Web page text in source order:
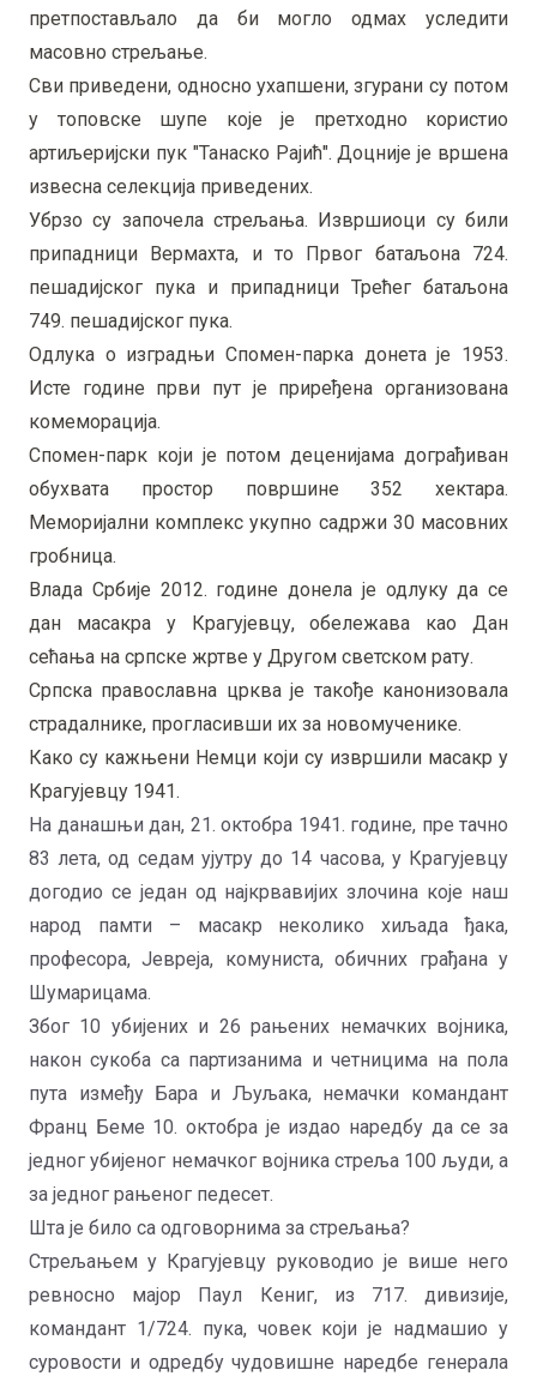
претпостављало да би могло одмах уследити
масовно стрељање.
Сви приведени, односно ухапшени, згурани су потом
у топовске шупе које је претходно користио
артиљеријски пук "Танаско Рајић". Доцније је вршена
извесна селекција приведених.
Убрзо су започела стрељања. Извршиоци су били
припадници Вермахта, и то Првог батаљона 724.
пешадијског пука и припадници Трећег батаљона
749. пешадијског пука.
Одлука о изградњи Спомен-парка донета је 1953.
Исте године први пут је приређена организована
комеморација.
Спомен-парк који је потом деценијама дограђиван
обухвата простор површине 352 хектара.
Меморијални комплекс укупно садржи 30 масовних
гробница.
Влада Србије 2012. године донела је одлуку да се
дан масакра у Крагујевцу, обележава као Дан
сећања на српске жртве у Другом светском рату.
Српска православна црква је такође канонизовала
страдалнике, прогласивши их за новомученике.
Како су кажњени Немци који су извршили масакр у
Крагујевцу 1941.
На данашњи дан, 21. октобра 1941. године, пре тачно
83 лета, од седам ујутру до 14 часова, у Крагујевцу
догодио се један од најкрвавијих злочина које наш
народ памти – масакр неколико хиљада ђака,
професора, Јевреја, комуниста, обичних грађана у
Шумарицама.
Због 10 убијених и 26 рањених немачких војника,
након сукоба са партизанима и четницима на пола
пута између Бара и Љуљака, немачки командант
Франц Беме 10. октобра је издао наредбу да се за
једног убијеног немачког војника стреља 100 људи, а
за једног рањеног педесет.
Шта је било са одговорнима за стрељања?
Стрељањем у Крагујевцу руководио је више него
ревносно мајор Паул Кениг, из 717. дивизије,
командант 1/724. пука, човек који је надмашио у
суровости и одредбу чудовишне наредбе генерала